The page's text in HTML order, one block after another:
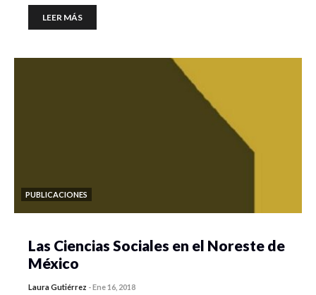
LEER MÁS
PUBLICACIONES
Las Ciencias Sociales en el Noreste de
México
Laura Gutiérrez -Ene 16, 2018